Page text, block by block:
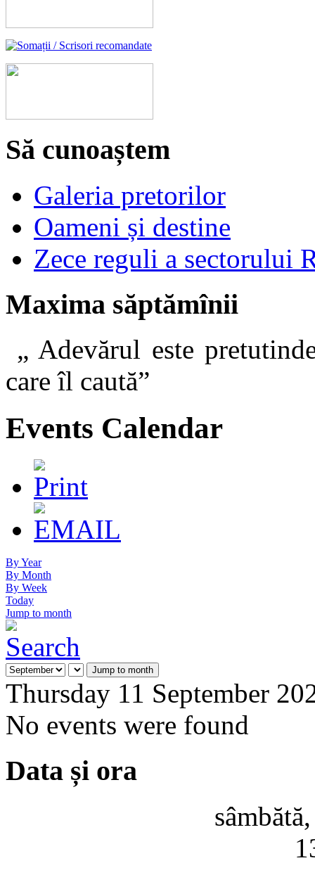
Să cunoaștem
Galeria pretorilor
Oameni și destine
Zece reguli a sectorului
Maxima săptămînii
„ Adevărul este
care îl
Events Calendar
By Year
By Month
By Week
Today
Jump to month
Jump to month
Thursday 11 September
No events were found
Data și ora